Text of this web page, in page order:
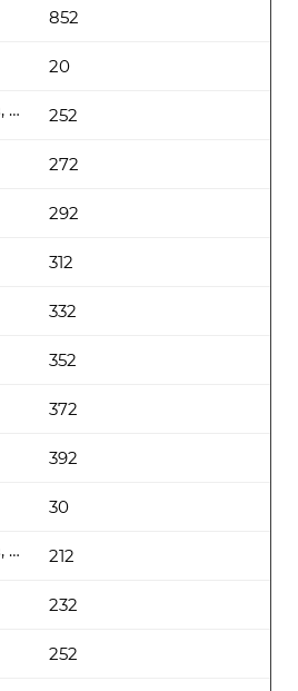
852
20
252
Количество цветов, цена (руб\шт) от
272
292
312
332
352
372
392
30
212
Количество цветов, цена (руб\шт) от
232
252